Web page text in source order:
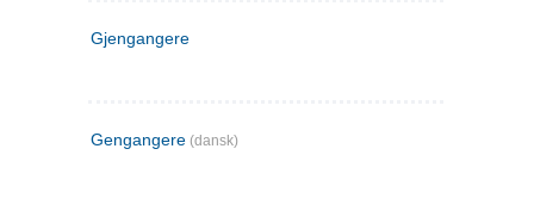
Gjengangere
Gengangere (dansk)